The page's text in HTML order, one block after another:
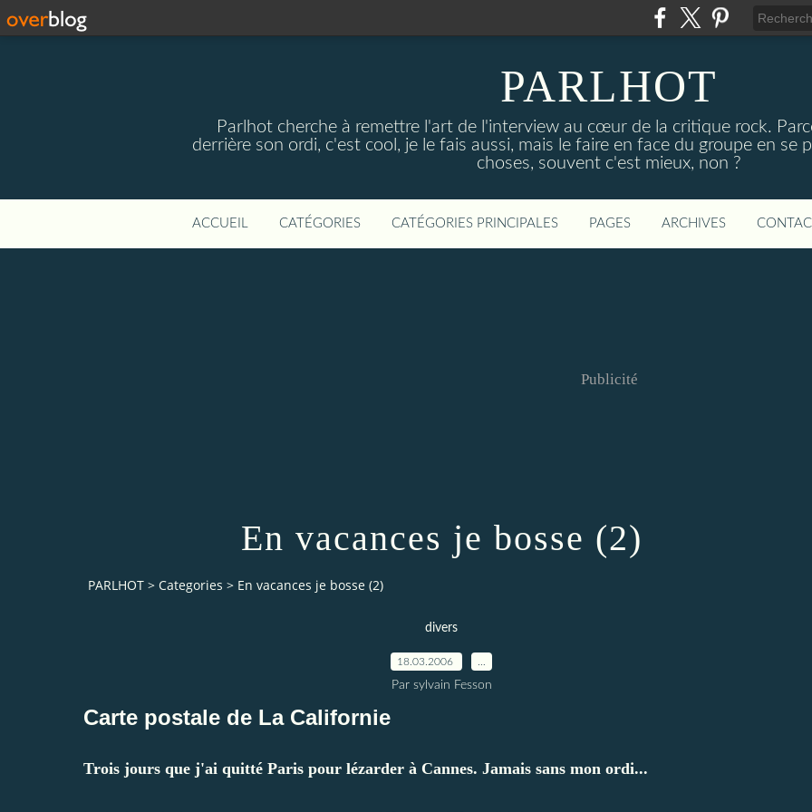
PARLHOT
Parlhot cherche à remettre l'art de l'interview au cœur de la critique rock.
derrière son ordi, c'est cool, je le fais aussi, mais le faire en face du groupe en se
choses, souvent c'est mieux, non ?
ACCUEIL CATÉGORIES CATÉGORIES PRINCIPALES PAGES ARCHIVES
Publicité
En vacances je bosse (2)
PARLHOT > Categories > En vacances je bosse (2)
divers
18.03.2006
Par sylvain Fesson
Carte postale de La Californie
Trois jours que j'ai quitté Paris pour lézarder à Cannes. Jamais sans mon ordi...